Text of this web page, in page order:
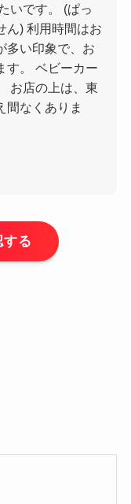
いです。 (ぱっ
ん) 利用時間はお
多い印象で、お
す。 ベビーカー
お店の上は、東
間なくありま
る